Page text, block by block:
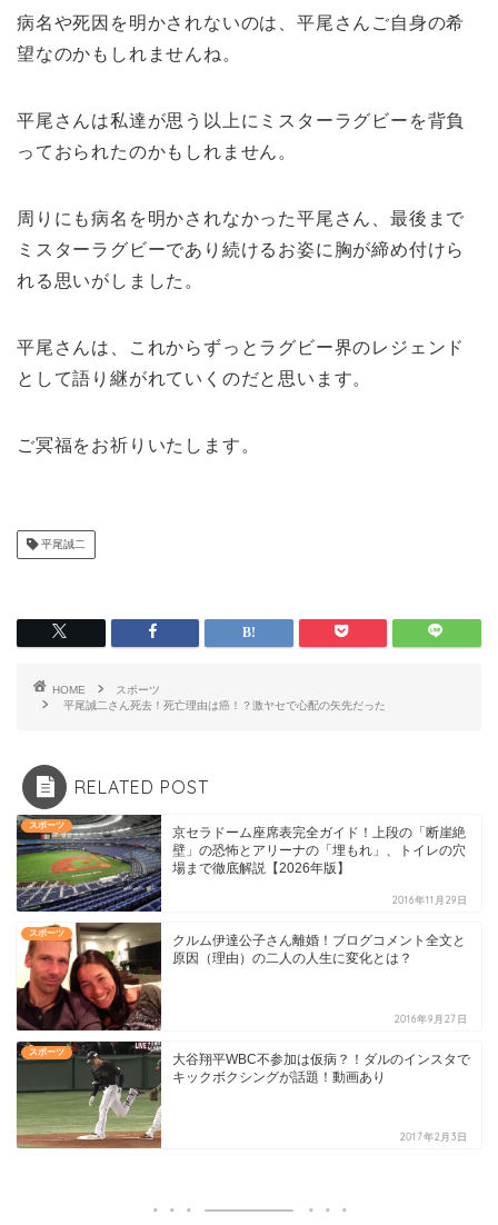
病名や死因を明かされないのは、平尾さんご自身の希
望なのかもしれませんね。
平尾さんは私達が思う以上にミスターラグビーを背負
っておられたのかもしれません。
周りにも病名を明かされなかった平尾さん、最後まで
ミスターラグビーであり続けるお姿に胸が締め付けら
れる思いがしました。
平尾さんは、これからずっとラグビー界のレジェンド
として語り継がれていくのだと思います。
ご冥福をお祈りいたします。
平尾誠二
HOME
スポーツ
平尾誠二さん死去！死亡理由は癌！？激ヤセで心配の矢先だった
RELATED POST
スポーツ
京セラドーム座席表完全ガイド！上段の「断崖絶
壁」の恐怖とアリーナの「埋もれ」、トイレの穴
場まで徹底解説【2026年版】
2016年11月29日
スポーツ
クルム伊達公子さん離婚！ブログコメント全文と
原因（理由）の二人の人生に変化とは？
2016年9月27日
スポーツ
大谷翔平WBC不参加は仮病？！ダルのインスタで
キックボクシングが話題！動画あり
2017年2月3日